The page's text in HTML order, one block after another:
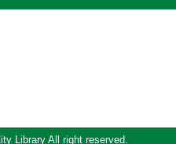
Library All right reserved.